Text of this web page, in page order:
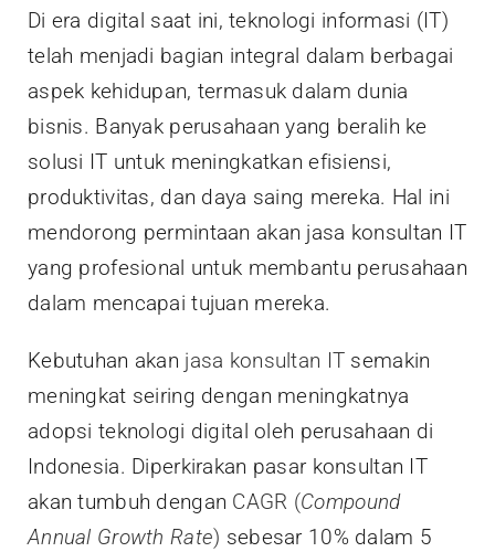
Di era digital saat ini, teknologi informasi (IT)
telah menjadi bagian integral dalam berbagai
aspek kehidupan, termasuk dalam dunia
bisnis. Banyak perusahaan yang beralih ke
solusi IT untuk meningkatkan efisiensi,
produktivitas, dan daya saing mereka. Hal ini
mendorong permintaan akan jasa konsultan IT
yang profesional untuk membantu perusahaan
dalam mencapai tujuan mereka.
Kebutuhan akan jasa konsultan IT semakin
meningkat seiring dengan meningkatnya
adopsi teknologi digital oleh perusahaan di
Indonesia. Diperkirakan pasar konsultan IT
akan tumbuh dengan CAGR (Compound
Annual Growth Rate) sebesar 10% dalam 5